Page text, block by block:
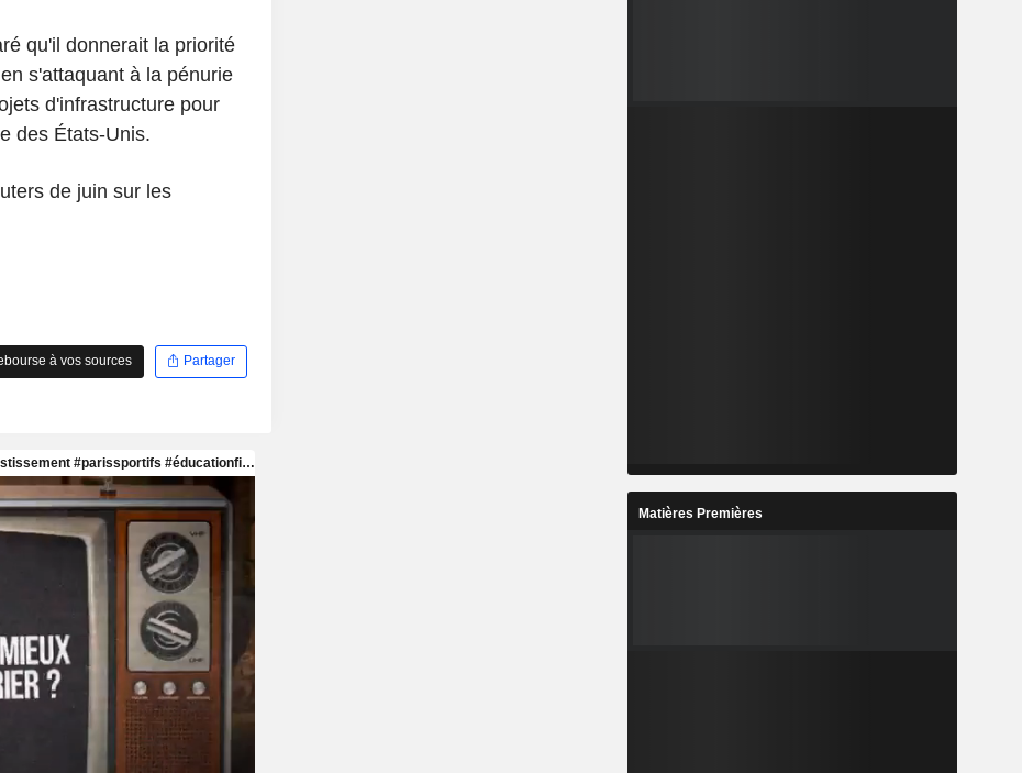
qu'il donnerait la priorité
s'attaquant à la pénurie
d'infrastructure pour
des États-Unis.
de juin sur les
à vos sources Partager
Matières Premières